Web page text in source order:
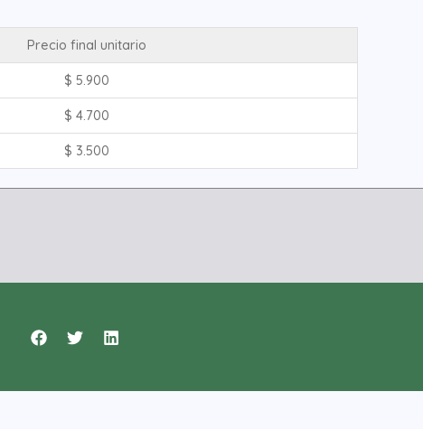
Precio final unitario
$ 5.900
$ 4.700
$ 3.500